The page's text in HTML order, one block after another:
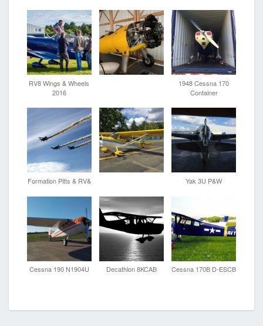
RV8 Wings & Wheels
2016
1948 Cessna 170
Container
Formation Pitts & RV& Yak 3U P&W
Cessna 190 N1904U Decathlon 8KCAB Cessna 170B D-ESCB